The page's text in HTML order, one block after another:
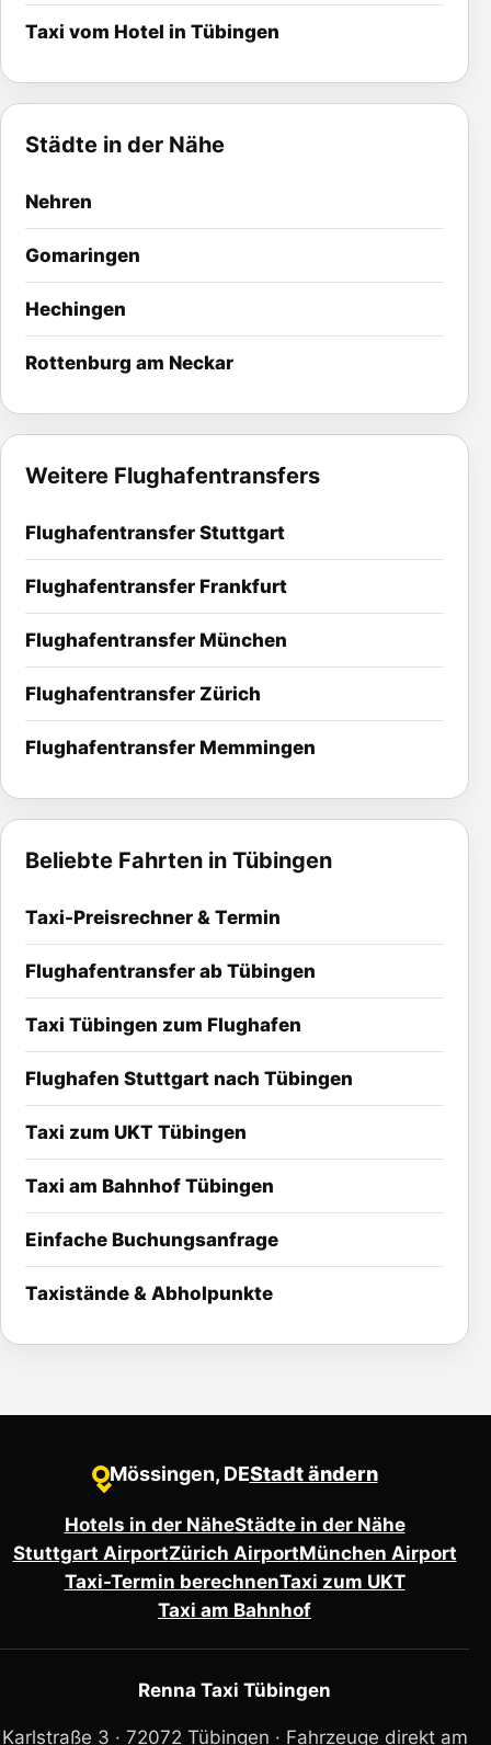
Taxi vom Hotel in Tübingen
Städte in der Nähe
Nehren
Gomaringen
Hechingen
Rottenburg am Neckar
Weitere Flughafentransfers
Flughafentransfer Stuttgart
Flughafentransfer Frankfurt
Flughafentransfer München
Flughafentransfer Zürich
Flughafentransfer Memmingen
Beliebte Fahrten in Tübingen
Taxi-Preisrechner & Termin
Flughafentransfer ab Tübingen
Taxi Tübingen zum Flughafen
Flughafen Stuttgart nach Tübingen
Taxi zum UKT Tübingen
Taxi am Bahnhof Tübingen
Einfache Buchungsanfrage
Taxistände & Abholpunkte
●Mössingen, DEStadt ändern
Hotels in der NäheStädte in der Nähe
Stuttgart AirportZürich AirportMünchen Airport
Taxi-Termin berechnenTaxi zum UKT
Taxi am Bahnhof
Renna Taxi Tübingen
Karlstraße 3 · 72072 Tübingen · Fahrzeuge direkt am